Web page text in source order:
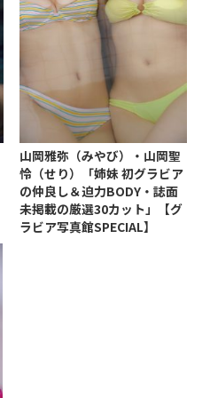
山岡雅弥（みやび）・山岡聖
怜（せり）「姉妹 初グラビア
の仲良し＆迫力BODY・誌面
未掲載の厳選30カット」【グ
ラビア写真館SPECIAL】